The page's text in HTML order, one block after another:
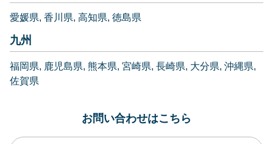
愛媛県 香川県 高知県 徳島県
九州
福岡県 鹿児島県 熊本県 宮崎県 長崎県 大分県 沖縄県
佐賀県
お問い合わせはこちら